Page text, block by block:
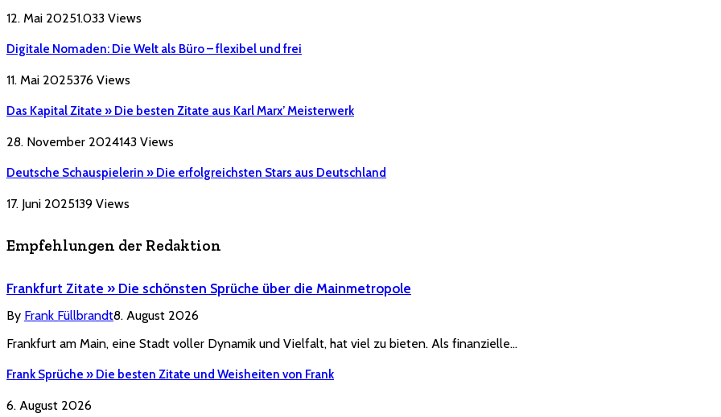
12. Mai 20251.033 Views
Digitale Nomaden: Die Welt als Büro – flexibel und frei
11. Mai 2025376 Views
Das Kapital Zitate » Die besten Zitate aus Karl Marx’ Meisterwerk
28. November 2024143 Views
Deutsche Schauspielerin » Die erfolgreichsten Stars aus Deutschland
17. Juni 2025139 Views
Empfehlungen der Redaktion
Frankfurt Zitate » Die schönsten Sprüche über die Mainmetropole
By Frank Füllbrandt8. August 2026
Frankfurt am Main, eine Stadt voller Dynamik und Vielfalt, hat viel zu bieten. Als finanzielle…
Frank Sprüche » Die besten Zitate und Weisheiten von Frank
6. August 2026